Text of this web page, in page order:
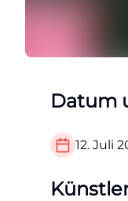
Datum
12. Juli